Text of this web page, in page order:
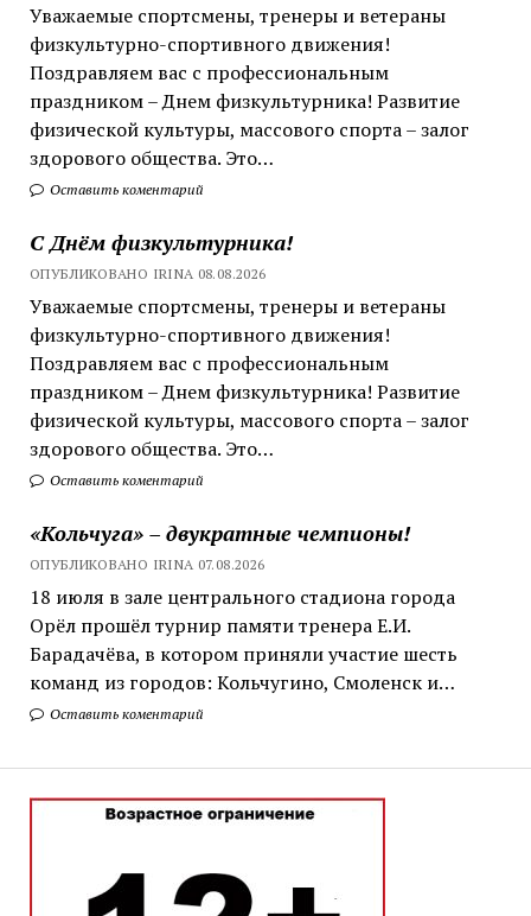
Уважаемые спортсмены, тренеры и ветераны
физкультурно-спортивного движения!
Поздравляем вас с профессиональным
праздником – Днем физкультурника! Развитие
физической культуры, массового спорта – залог
здорового общества. Это…
Оставить коментарий
С Днём физкультурника!
ОПУБЛИКОВАНО IRINA 08.08.2026
Уважаемые спортсмены, тренеры и ветераны
физкультурно-спортивного движения!
Поздравляем вас с профессиональным
праздником – Днем физкультурника! Развитие
физической культуры, массового спорта – залог
здорового общества. Это…
Оставить коментарий
«Кольчуга» – двукратные чемпионы!
ОПУБЛИКОВАНО IRINA 07.08.2026
18 июля в зале центрального стадиона города
Орёл прошёл турнир памяти тренера Е.И.
Барадачёва, в котором приняли участие шесть
команд из городов: Кольчугино, Смоленск и…
Оставить коментарий